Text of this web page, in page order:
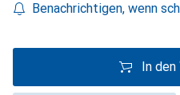
Benachrichtigen, wenn
In den